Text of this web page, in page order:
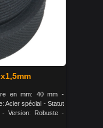
en mm: 40 mm -
Acier spécial - Statut
- Version: Robuste -